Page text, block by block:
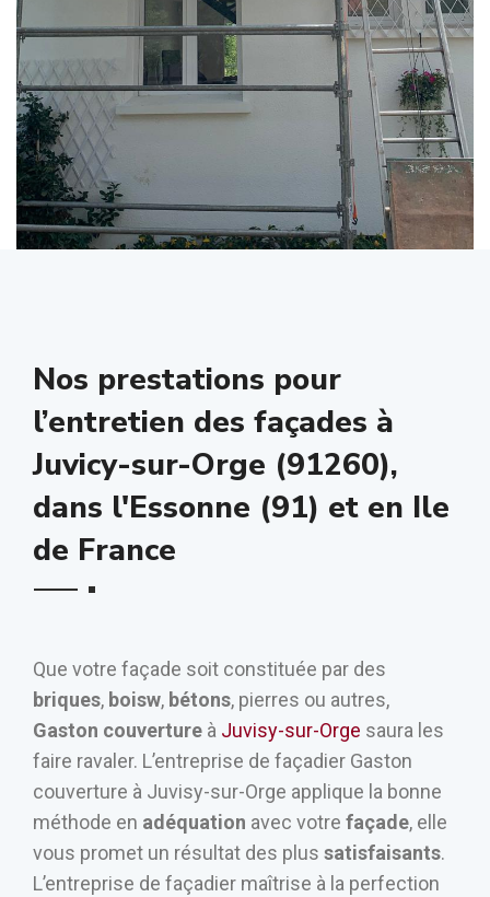
Nos prestations pour
l’entretien des façades à
Juvicy-sur-Orge (91260),
dans l'Essonne (91) et en Ile
de France
Que votre façade soit constituée par des
briques, boisw, bétons, pierres ou autres,
Gaston couverture à Juvisy-sur-Orge saura les
faire ravaler. L’entreprise de façadier Gaston
couverture à Juvisy-sur-Orge applique la bonne
méthode en adéquation avec votre façade, elle
vous promet un résultat des plus satisfaisants.
L’entreprise de façadier maîtrise à la perfection